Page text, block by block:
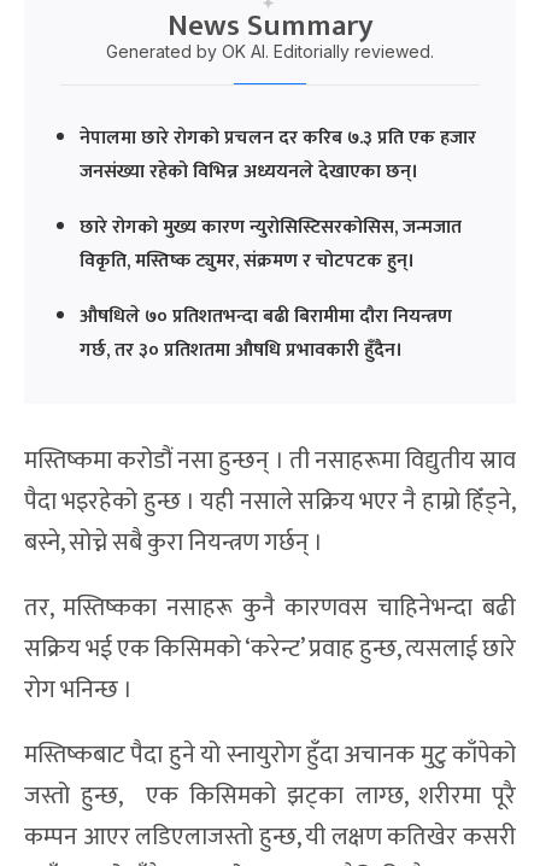
News Summary
Generated by OK AI. Editorially reviewed.
नेपालमा छारे रोगको प्रचलन दर करिब ७.३ प्रति एक हजार
जनसंख्या रहेको विभिन्न अध्ययनले देखाएका छन्।
छारे रोगको मुख्य कारण न्युरोसिस्टिसरकोसिस, जन्मजात
विकृति, मस्तिष्क ट्युमर, संक्रमण र चोटपटक हुन्।
औषधिले ७० प्रतिशतभन्दा बढी बिरामीमा दौरा नियन्त्रण
गर्छ, तर ३० प्रतिशतमा औषधि प्रभावकारी हुँदैन।
मस्तिष्कमा करोडौं नसा हुन्छन् । ती नसाहरूमा विद्युतीय स्राव
पैदा भइरहेको हुन्छ । यही नसाले सक्रिय भएर नै हाम्रो हिँड्ने,
बस्ने, सोच्ने सबै कुरा नियन्त्रण गर्छन् ।
तर, मस्तिष्कका नसाहरू कुनै कारणवस चाहिनेभन्दा बढी
सक्रिय भई एक किसिमको ‘करेन्ट’ प्रवाह हुन्छ, त्यसलाई छारे
रोग भनिन्छ ।
मस्तिष्कबाट पैदा हुने यो स्नायुरोग हुँदा अचानक मुटु काँपेको
जस्तो हुन्छ, एक किसिमको झट्का लाग्छ, शरीरमा पूरै
कम्पन आएर लडिएलाजस्तो हुन्छ, यी लक्षण कतिखेर कसरी